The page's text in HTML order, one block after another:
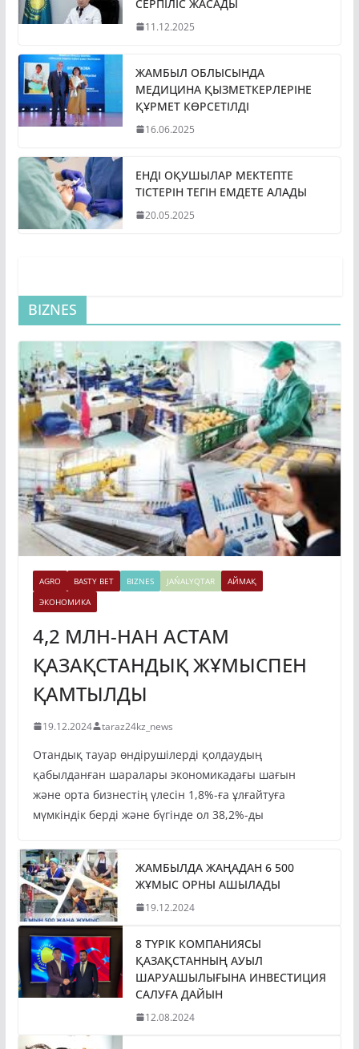
МЕДИЦИНА ҚЫЗМЕТКЕРЛЕРІНЕ
ҚҰРМЕТ КӨРСЕТІЛДІ
ТІСТЕРІН ТЕГІН ЕМДЕТЕ АЛАДЫ
BIZNES
AGRO BASTY BET BIZNES JAŃALYQTAR
АЙМАҚ
ЭКОНОМИКА
4,2 МЛН-НАН АСТАМ
ҚАЗАҚСТАНДЫҚ ЖҰМЫСПЕН
ҚАМТЫЛДЫ
қабылданған шаралары экономикадағы шағын
және орта бизнестің үлесін 1,8%-ға ұлғайтуға
мүмкіндік берді және бүгінде ол 38,2%-ды
ЖҰМЫС ОРНЫ АШЫЛАДЫ
ҚАЗАҚСТАННЫҢ АУЫЛ
ШАРУАШЫЛЫҒЫНА ИНВЕСТИЦИЯ
САЛУҒА ДАЙЫН
12.08.2024